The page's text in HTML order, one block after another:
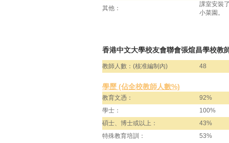
其他：
課室安裝
小菜園。
香港中文大學校友會聯會張煊昌學校教
教師人數：(核准編制內) 48
學歷 (佔全校教師人數%)
教育文憑：
92%
學士：
100%
碩士、博士或以上：
43%
特殊教育培訓：
53%